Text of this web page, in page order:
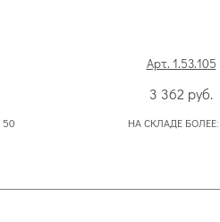
50
Арт. 1.53.105
3 362 руб.
НА СКЛАДЕ БОЛЕЕ: